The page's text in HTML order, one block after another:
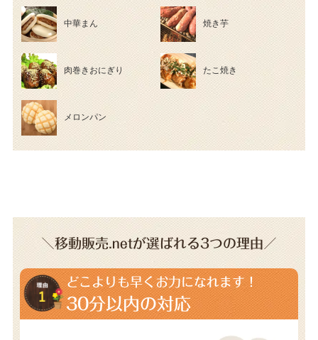
中華まん 焼き芋
肉巻きおにぎり たこ焼き
メロンパン
＼移動販売.netが選ばれる3つの理由／
どこよりも早くお力になれます！
30分以内の対応